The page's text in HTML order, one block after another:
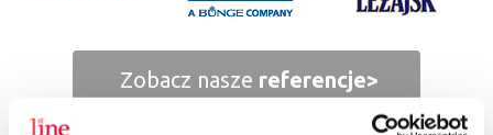
Zobacz nasze referencje>